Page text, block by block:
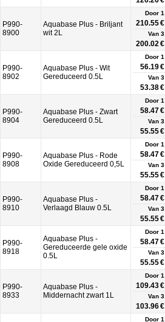
P990-
8900
Aquabase Plus - Briljant
wit 2L
Door 1
210.55 €
Van 3
200.02 €
P990-
8902
Aquabase Plus - Wit
Gereduceerd 0.5L
Door 1
56.19 €
Van 3
53.38 €
P990-
8904
Aquabase Plus - Zwart
Gereduceerd 0.5L
Door 1
58.47 €
Van 3
55.55 €
P990-
8908
Aquabase Plus - Rode
Oxide Gereduceerd 0,5L
Door 1
58.47 €
Van 3
55.55 €
P990-
8910
Aquabase Plus -
Verlaagd Blauw 0.5L
Door 1
58.47 €
Van 3
55.55 €
P990-
8918
Aquabase Plus -
Gereduceerde gele oxide
0.5L
Door 1
58.47 €
Van 3
55.55 €
P990-
8933
Aquabase Plus -
Middernacht zwart 1L
Door 1
109.43 €
Van 3
103.96 €
Door 1